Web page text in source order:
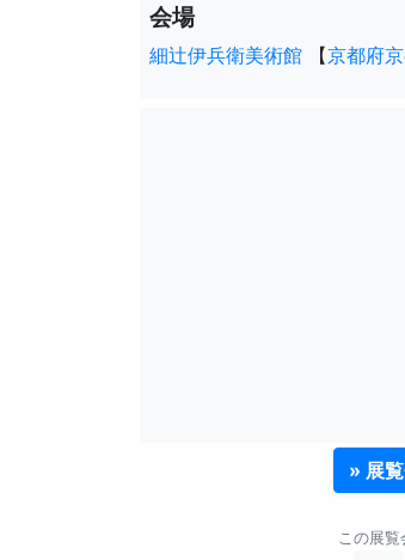
会場
細辻伊兵衛美術館 【京都府
» 展
この展覧